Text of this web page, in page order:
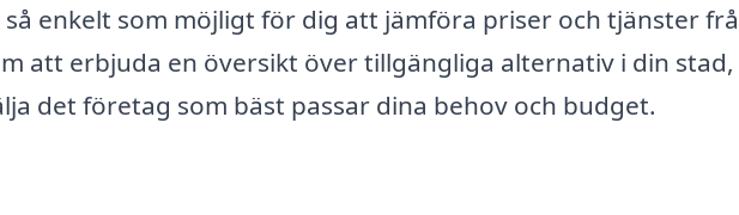
enkelt som möjligt för dig att jämföra priser och tjänster
att erbjuda en översikt över tillgängliga alternativ i din
det företag som bäst passar dina behov och budget.